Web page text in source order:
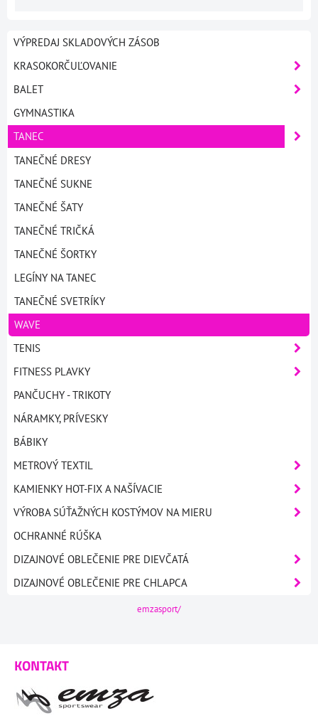
VÝPREDAJ SKLADOVÝCH ZÁSOB
KRASOKORČUĽOVANIE
BALET
GYMNASTIKA
TANEC
TANEČNÉ DRESY
TANEČNÉ SUKNE
TANEČNÉ ŠATY
TANEČNÉ TRIČKÁ
TANEČNÉ ŠORTKY
LEGÍNY NA TANEC
TANEČNÉ SVETRÍKY
WAVE
TENIS
FITNESS PLAVKY
PANČUCHY - TRIKOTY
NÁRAMKY, PRÍVESKY
BÁBIKY
METROVÝ TEXTIL
KAMIENKY HOT-FIX A NAŠÍVACIE
VÝROBA SÚŤAŽNÝCH KOSTÝMOV NA MIERU
OCHRANNÉ RÚŠKA
DIZAJNOVÉ OBLEČENIE PRE DIEVČATÁ
DIZAJNOVÉ OBLEČENIE PRE CHLAPCA
emzasport/
KONTAKT